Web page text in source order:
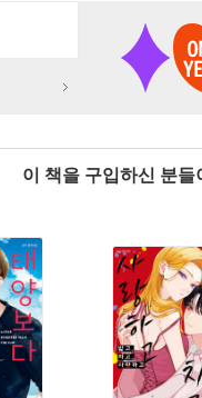
이 책을 구입하신 분